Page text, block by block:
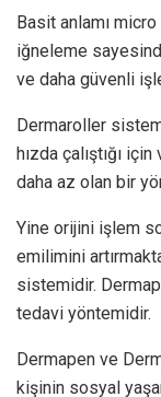
Basit anlamı
iğneleme
ve daha güvenli
Dermaroller
hızda çalıştığı
daha az olan bir
Yine orijini işlem
emilimini
sistemidir.
tedavi
Dermapen ve
kişinin sosyal